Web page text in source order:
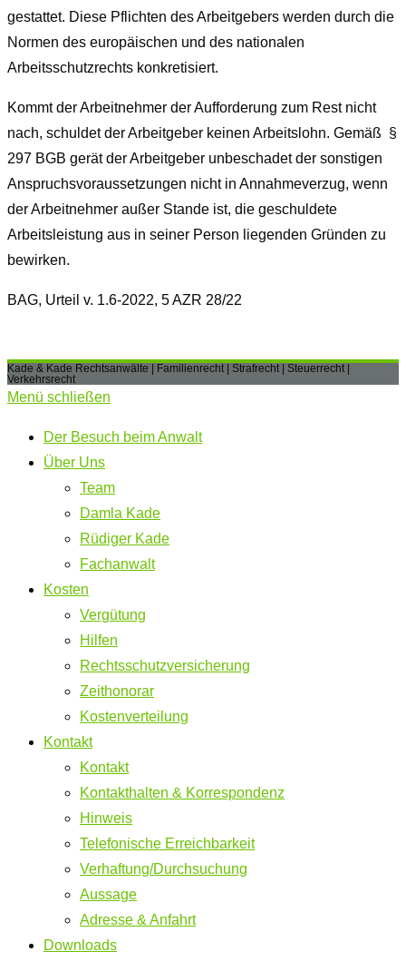
gestattet. Diese Pflichten des Arbeitgebers werden durch die
Normen des europäischen und des nationalen
Arbeitsschutzrechts konkretisiert.
Kommt der Arbeitnehmer der Aufforderung zum Rest nicht
nach, schuldet der Arbeitgeber keinen Arbeitslohn. Gemäß §
297 BGB gerät der Arbeitgeber unbeschadet der sonstigen
Anspruchsvoraussetzungen nicht in Annahmeverzug, wenn
der Arbeitnehmer außer Stande ist, die geschuldete
Arbeitsleistung aus in seiner Person liegenden Gründen zu
bewirken.
BAG, Urteil v. 1.6-2022, 5 AZR 28/22
Kade & Kade Rechtsanwälte | Familienrecht | Strafrecht | Steuerrecht |
Verkehrsrecht
Menü schließen
Der Besuch beim Anwalt
Über Uns
Team
Damla Kade
Rüdiger Kade
Fachanwalt
Kosten
Vergütung
Hilfen
Rechtsschutzversicherung
Zeithonorar
Kostenverteilung
Kontakt
Kontakt
Kontakthalten & Korrespondenz
Hinweis
Telefonische Erreichbarkeit
Verhaftung/Durchsuchung
Aussage
Adresse & Anfahrt
Downloads